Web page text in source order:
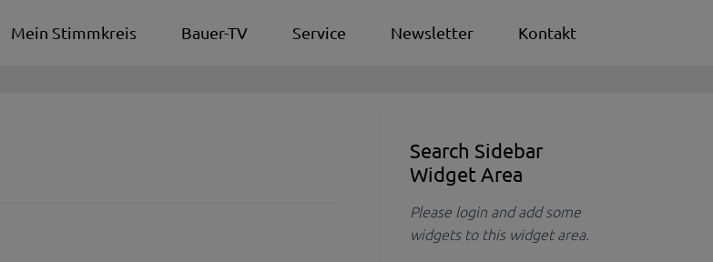
Mein Stimmkreis Bauer-TV Service Newsletter Kontakt
Search Sidebar
Widget Area
Please login and add some
widgets to this widget area.